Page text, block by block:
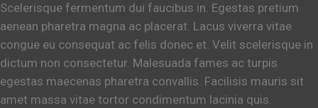
Scelerisque fermentum dui faucibus in. Egestas pretium
aenean pharetra magna ac placerat. Lacus viverra vitae
congue eu consequat ac felis donec et. Velit scelerisque in
dictum non consectetur. Malesuada fames ac turpis
egestas maecenas pharetra convallis. Facilisis mauris sit
amet massa vitae tortor condimentum lacinia quis.